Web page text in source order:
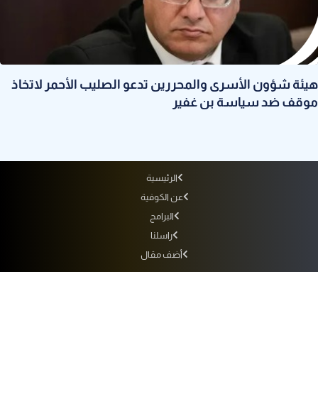
هيئة شؤون الأسرى والمحررين تدعو الصليب الأحمر لاتخاذ
موقف ضد سياسة بن غفير
الرئيسية
عن الكوفية
البرامج
راسلنا
أضف مقال